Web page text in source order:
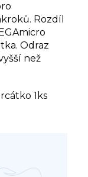
Rozdíl
Odraz
než
1ks